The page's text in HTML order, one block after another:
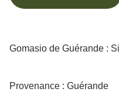
Gomasio de Guérande :
Provenance : Guérande